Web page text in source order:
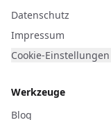
Datenschutz
Impressum
Cookie-Einstellungen
Werkzeuge
Blog